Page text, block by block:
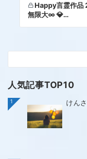
Happy言霊作
無限大∞ 💎…
人気記事TOP10
1 けん